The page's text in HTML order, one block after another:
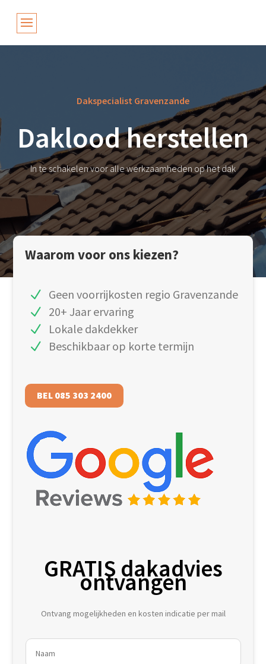
Dakspecialist Gravenzande
Daklood herstellen
In te schakelen voor alle werkzaamheden op het dak
Waarom voor ons kiezen?
Geen voorrijkosten regio Gravenzande
20+ Jaar ervaring
Lokale dakdekker
Beschikbaar op korte termijn
BEL 085 303 2400
GRATIS dakadvies
ontvangen
Ontvang mogelijkheden en kosten indicatie per mail